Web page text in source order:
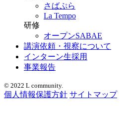
さばぷら
La Tempo
研修
オープンSABAE
講演依頼・視察について
インターン生採用
事業報告
© 2022 L community.
個人情報保護方針 サイトマップ